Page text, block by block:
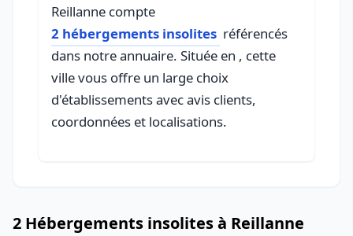
Reillanne compte
2 hébergements insolites référencés
dans notre annuaire. Située en , cette
ville vous offre un large choix
d'établissements avec avis clients,
coordonnées et localisations.
2 Hébergements insolites à Reillanne